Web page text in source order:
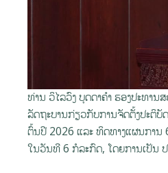
ທ່ານ ວິໄລວົງ ບຸດດາຄຳ ຮອງປະທານ
ລັດຖະບານກ່ຽວກັບການຈັດຕັ້ງປະຕິບັ
ຕົ້ນປີ 2026 ແລະ ທິດທາງແຜນການ
ໃນວັນທີ 6 ກໍລະກົດ, ໂດຍການເປັນ